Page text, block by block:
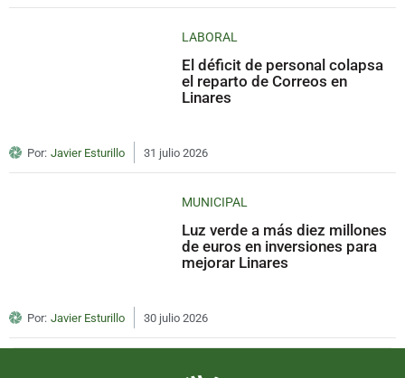
LABORAL
El déficit de personal colapsa
el reparto de Correos en
Linares
Por: Javier Esturillo 31 julio 2026
MUNICIPAL
Luz verde a más diez millones
de euros en inversiones para
mejorar Linares
Por: Javier Esturillo 30 julio 2026